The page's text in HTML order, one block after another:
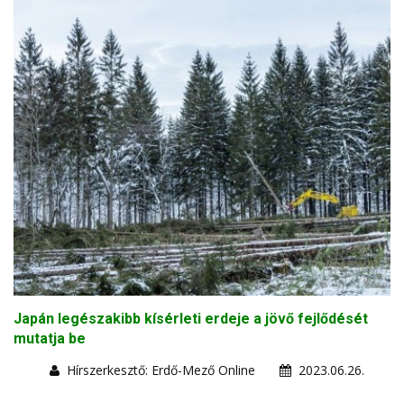
Japán legészakibb kísérleti erdeje a jövő fejlődését
mutatja be
Hírszerkesztő: Erdő-Mező Online
2023.06.26.